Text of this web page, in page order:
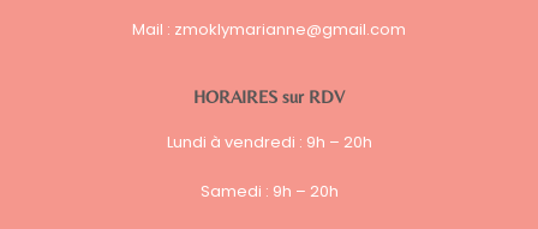
Mail : zmoklymarianne@gmail.com
HORAIRES sur RDV
Lundi à vendredi : 9h – 20h
Samedi : 9h – 20h